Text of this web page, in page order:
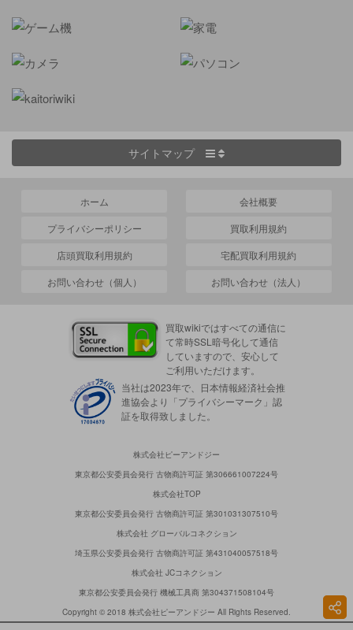
サイトマップ
ホーム
会社概要
プライバシーポリシー
買取利用規約
店頭買取利用規約
宅配買取利用規約
お問い合わせ（個人）
お問い合わせ（法人）
買取wikiではすべての通信に
て常時SSL暗号化して通信
していますので、安心して
ご利用いただけます。
当社は2023年で、日本情報経済社会推
進協会より「プライバシーマーク」認
証を取得致しました。
株式会社ピーアンドジー
東京都公安委員会発行 古物商許可証 第306661007224号
株式会社TOP
東京都公安委員会発行 古物商許可証 第301031307510号
株式会社 グローバルコネクション
埼玉県公安委員会発行 古物商許可証 第431040057518号
株式会社 JCコネクション
東京都公安委員会発行 機械工具商 第304371508104号
Copyright © 2018 株式会社ピーアンドジー All Rights Reserved.